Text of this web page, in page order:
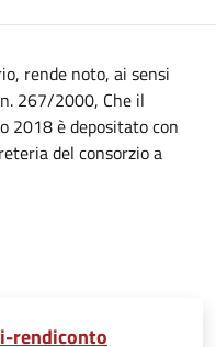
rende noto, ai sensi
267/2000, Che il
2018 è depositato con
del consorzio a
rendiconto